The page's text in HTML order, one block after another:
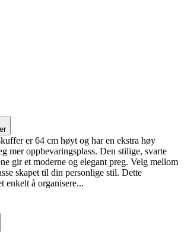
er 64 cm høyt og har en ekstra høy
mer oppbevaringsplass. Den stilige, svarte
gir et moderne og elegant preg. Velg mellom
skapet til din personlige stil. Dette
enkelt å organisere...